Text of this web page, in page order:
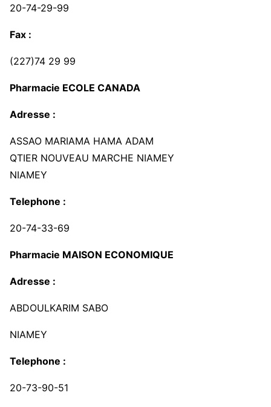
20-74-29-99
Fax :
(227)74 29 99
Pharmacie ECOLE CANADA
Adresse :
ASSAO MARIAMA HAMA ADAM
QTIER NOUVEAU MARCHE NIAMEY
NIAMEY
Telephone :
20-74-33-69
Pharmacie MAISON ECONOMIQUE
Adresse :
ABDOULKARIM SABO
NIAMEY
Telephone :
20-73-90-51